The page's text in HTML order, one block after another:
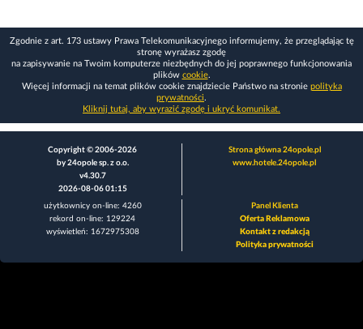
Zgodnie z art. 173 ustawy Prawa Telekomunikacyjnego informujemy, że przeglądając tę
stronę wyrażasz zgodę
na zapisywanie na Twoim komputerze niezbędnych do jej poprawnego funkcjonowania
plików cookie.
Więcej informacji na temat plików cookie znajdziecie Państwo na stronie polityka
prywatności.
Kliknij tutaj, aby wyrazić zgodę i ukryć komunikat.
Copyright © 2006-2026
by 24opole sp. z o.o.
v4.30.7
2026-08-06 01:15
Strona główna 24opole.pl
www.hotele.24opole.pl
użytkownicy on-line: 4260
rekord on-line: 129224
wyświetleń: 1672975308
Panel Klienta
Oferta Reklamowa
Kontakt z redakcją
Polityka prywatności